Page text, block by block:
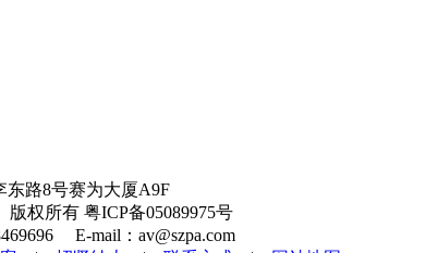
路8号赛为大厦A9F
版权所有 粤ICP备05089975号
E-mail：av@szpa.com